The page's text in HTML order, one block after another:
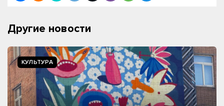
Другие новости
КУЛЬТУРА